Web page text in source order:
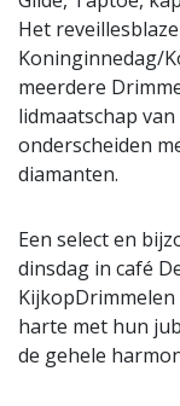
Het
Koninginnedag/
meerdere
lidmaatschap
onderscheiden
diamanten.
Een select en
dinsdag in café
harte met hun
de gehele